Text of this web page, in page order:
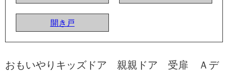
開き戸
おもいやりキッズドア 親親ドア 受扉 Ａデ